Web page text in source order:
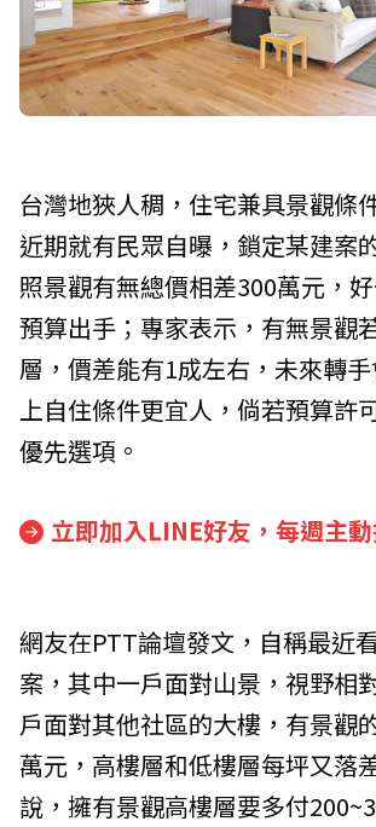
台灣地狹人稠，住宅兼具景觀條
近期就有民眾自曝，鎖定某建案
照景觀有無總價相差300萬元，
預算出手；專家表示，有無景觀
層，價差能有1成左右，未來轉
上自住條件更宜人，倘若預算許
優先選項。
立即加入LINE好友，每週主
網友在PTT論壇發文，自稱最近
案，其中一戶面對山景，視野相
戶面對其他社區的大樓，有景觀
萬元，高樓層和低樓層每坪又落
說，擁有景觀高樓層要多付